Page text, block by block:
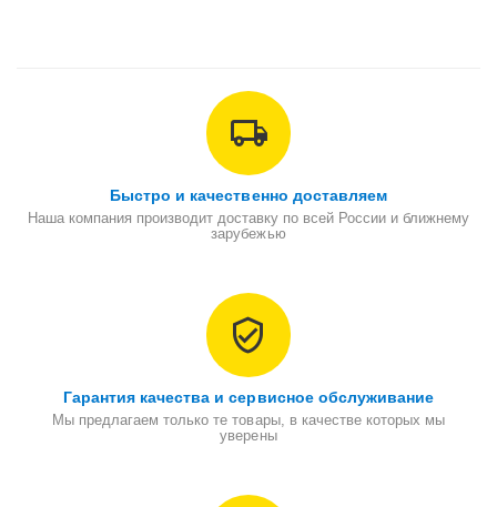
Быстро и качественно доставляем
Наша компания производит доставку по всей России и ближнему
зарубежью
Гарантия качества и сервисное обслуживание
Мы предлагаем только те товары, в качестве которых мы
уверены